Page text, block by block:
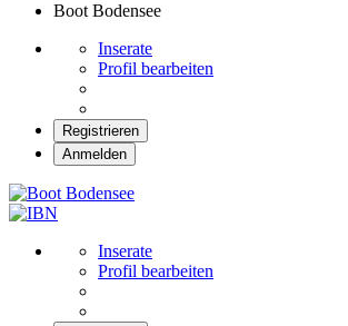
Boot Bodensee
Inserate
Profil bearbeiten
Registrieren
Anmelden
Inserate
Profil bearbeiten